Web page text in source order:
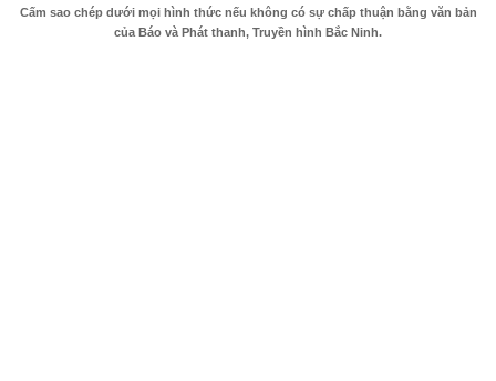
Cấm sao chép dưới mọi hình thức nếu không có sự chấp thuận bằng văn bản
của Báo và Phát thanh, Truyền hình Bắc Ninh.